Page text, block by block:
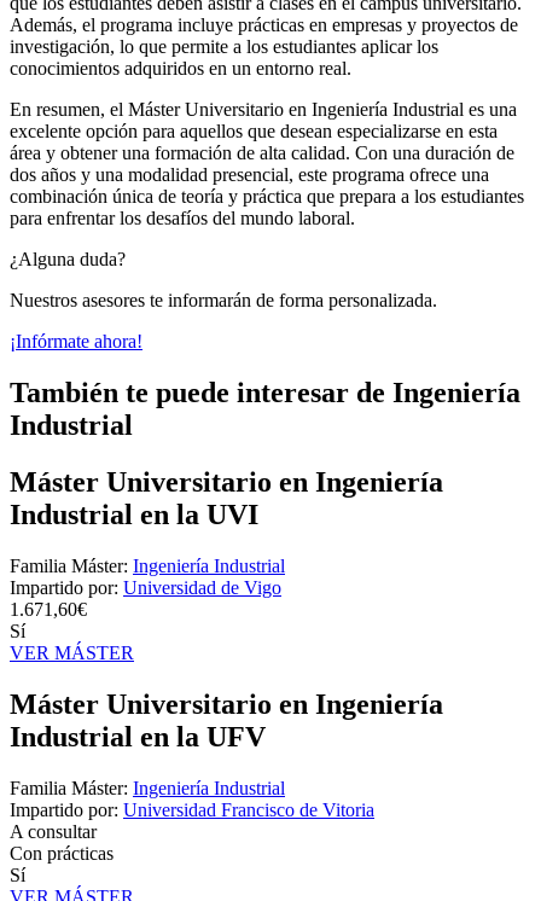
Además, el programa incluye prácticas en empresas y proyectos de
investigación, lo que permite a los estudiantes aplicar los
conocimientos adquiridos en un entorno real.
En resumen, el Máster Universitario en Ingeniería Industrial es una
excelente opción para aquellos que desean especializarse en esta
área y obtener una formación de alta calidad. Con una duración de
dos años y una modalidad presencial, este programa ofrece una
combinación única de teoría y práctica que prepara a los estudiantes
para enfrentar los desafíos del mundo laboral.
¿Alguna duda?
Nuestros asesores te informarán de forma personalizada.
¡Infórmate ahora!
También te puede interesar de Ingeniería
Industrial
Máster Universitario en Ingeniería
Industrial en la UVI
Familia Máster: Ingeniería Industrial
Impartido por: Universidad de Vigo
1.671,60€
Sí
VER MÁSTER
Máster Universitario en Ingeniería
Industrial en la UFV
Familia Máster: Ingeniería Industrial
Impartido por: Universidad Francisco de Vitoria
A consultar
Con prácticas
Sí
VER MÁSTER